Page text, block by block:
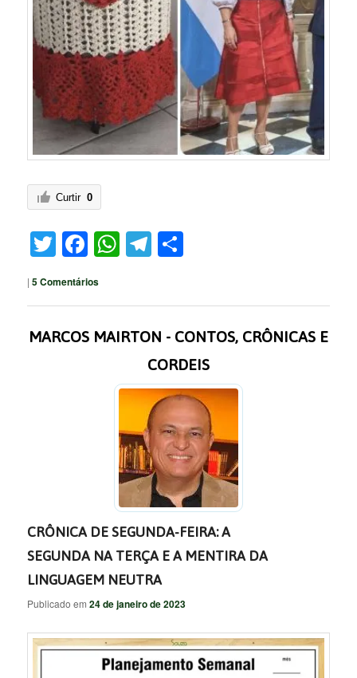
Curtir 0
Twitter
Facebook
WhatsApp
Telegram
|5Comentários
MARCOS MAIRTON - CONTOS, CRÔNICAS E
CORDEIS
CRÔNICA DE SEGUNDA-FEIRA: A
SEGUNDA NA TERÇA E A MENTIRA DA
LINGUAGEM NEUTRA
Publicado em24 de janeiro de 2023